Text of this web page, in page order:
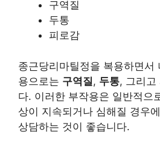
구역질
두통
피로감
종근당리마틸정을 복용하면서
용으로는 구역질, 두통, 그리고
다. 이러한 부작용은 일반적으
상이 지속되거나 심해질 경우
상담하는 것이 좋습니다.